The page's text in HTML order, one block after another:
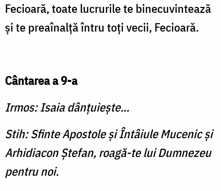
Fecioară, toate lucrurile te binecuvintează
şi te preaînalţă întru toţi vecii, Fecioară.
Cântarea a 9-a
Irmos: Isaia dânţuieşte...
Stih: Sfinte Apostole şi Întâiule Mucenic şi
Arhidiacon Ştefan, roagă-te lui Dumnezeu
pentru noi.